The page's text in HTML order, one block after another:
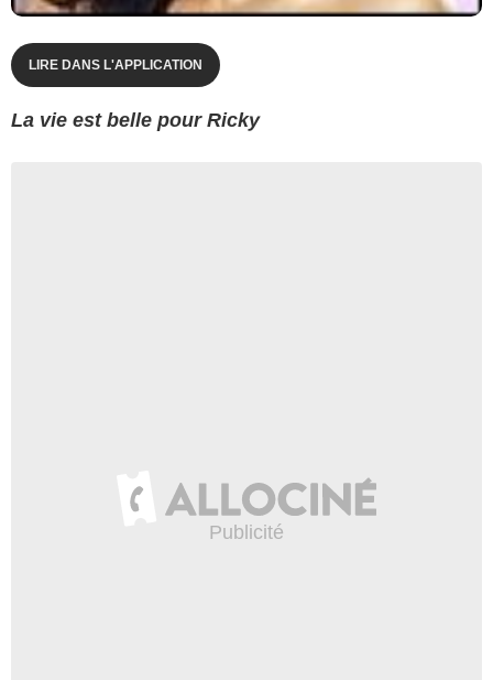
LIRE DANS L'APPLICATION
La vie est belle pour Ricky